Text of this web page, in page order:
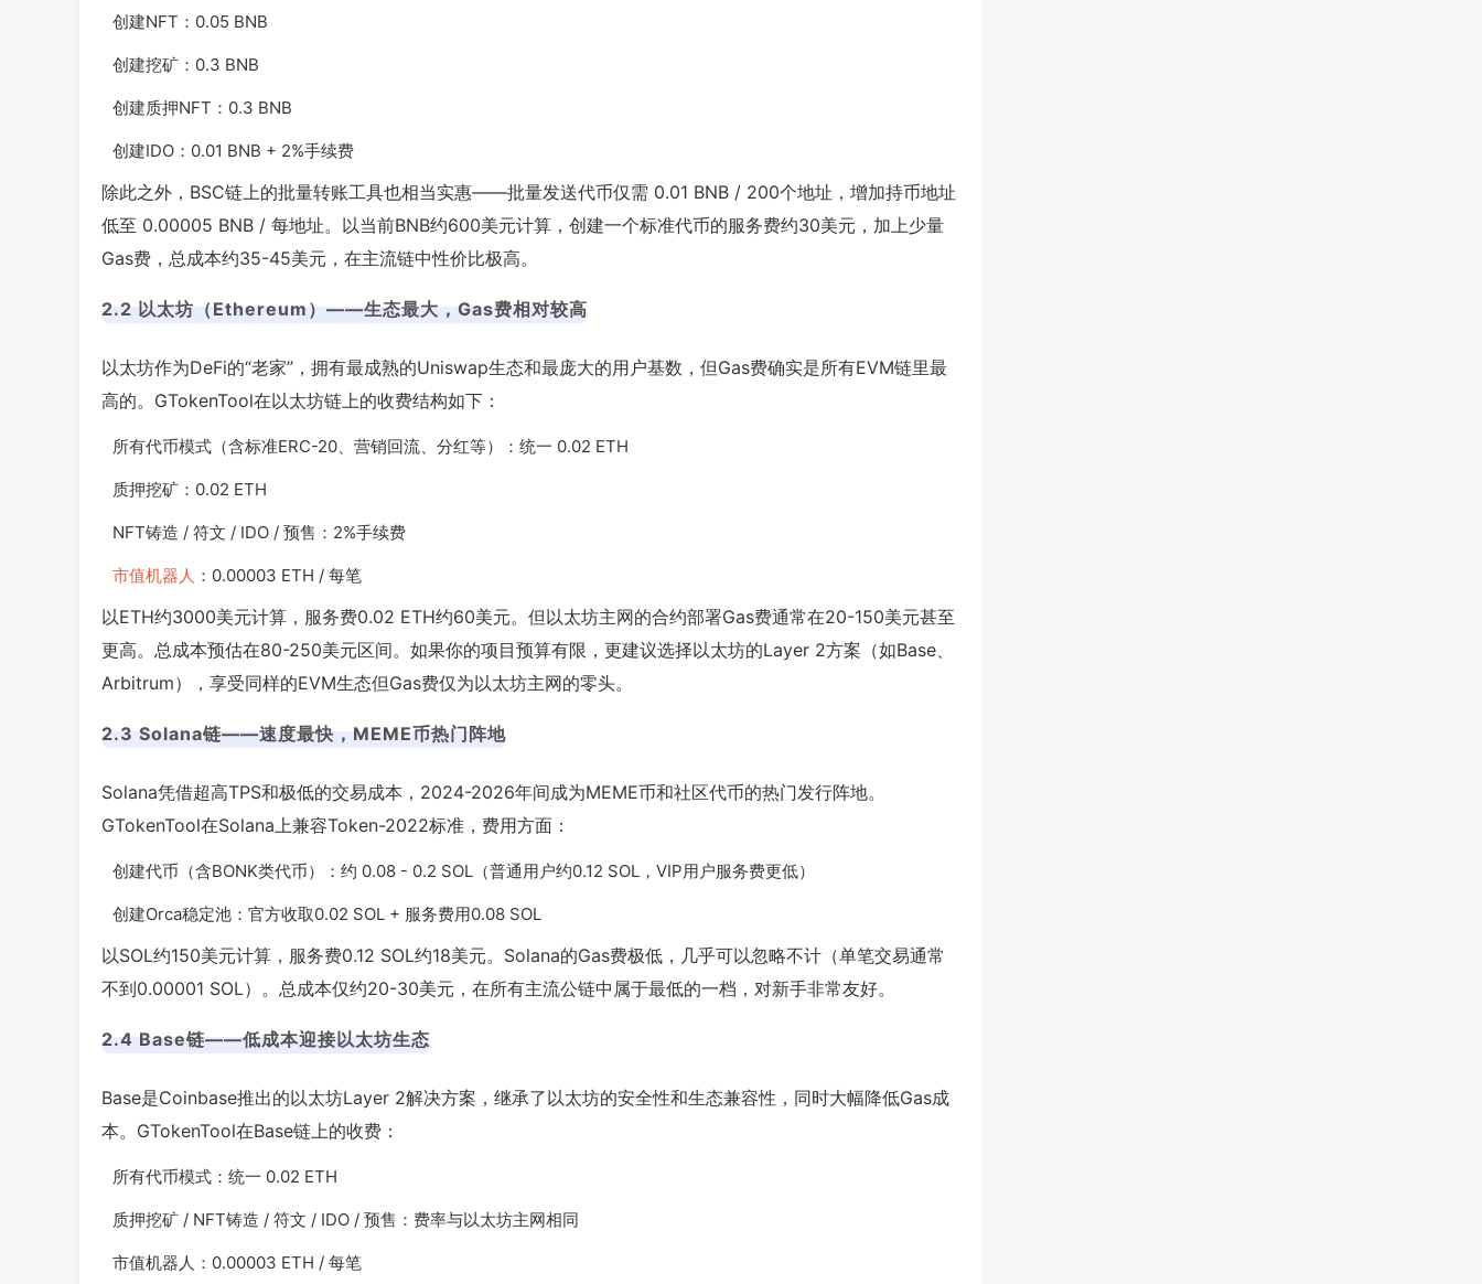
创建NFT：0.05 BNB
创建挖矿：0.3 BNB
创建质押NFT：0.3 BNB
创建IDO：0.01 BNB + 2%手续费
除此之外，BSC链上的批量转账工具也相当实惠——批量发送代币仅需 0.01 BNB / 200个地址，增加持币地址
低至 0.00005 BNB / 每地址。以当前BNB约600美元计算，创建一个标准代币的服务费约30美元，加上少量
Gas费，总成本约35-45美元，在主流链中性价比极高。
2.2 以太坊（Ethereum）——生态最大，Gas费相对较高
以太坊作为DeFi的“老家”，拥有最成熟的Uniswap生态和最庞大的用户基数，但Gas费确实是所有EVM链里最
高的。GTokenTool在以太坊链上的收费结构如下：
所有代币模式（含标准ERC-20、营销回流、分红等）：统一 0.02 ETH
质押挖矿：0.02 ETH
NFT铸造 / 符文 / IDO / 预售：2%手续费
市值机器人 ：0.00003 ETH / 每笔
以ETH约3000美元计算，服务费0.02 ETH约60美元。但以太坊主网的合约部署Gas费通常在20-150美元甚至
更高。总成本预估在80-250美元区间。如果你的项目预算有限，更建议选择以太坊的Layer 2方案（如Base、
Arbitrum），享受同样的EVM生态但Gas费仅为以太坊主网的零头。
2.3 Solana链——速度最快，MEME币热门阵地
Solana凭借超高TPS和极低的交易成本，2024-2026年间成为MEME币和社区代币的热门发行阵地。
GTokenTool在Solana上兼容Token-2022标准，费用方面：
创建代币（含BONK类代币）：约 0.08 - 0.2 SOL（普通用户约0.12 SOL，VIP用户服务费更低）
创建Orca稳定池：官方收取0.02 SOL + 服务费用0.08 SOL
以SOL约150美元计算，服务费0.12 SOL约18美元。Solana的Gas费极低，几乎可以忽略不计（单笔交易通常
不到0.00001 SOL）。总成本仅约20-30美元，在所有主流公链中属于最低的一档，对新手非常友好。
2.4 Base链——低成本迎接以太坊生态
Base是Coinbase推出的以太坊Layer 2解决方案，继承了以太坊的安全性和生态兼容性，同时大幅降低Gas成
本。GTokenTool在Base链上的收费：
所有代币模式：统一 0.02 ETH
质押挖矿 / NFT铸造 / 符文 / IDO / 预售：费率与以太坊主网相同
市值机器人：0.00003 ETH / 每笔